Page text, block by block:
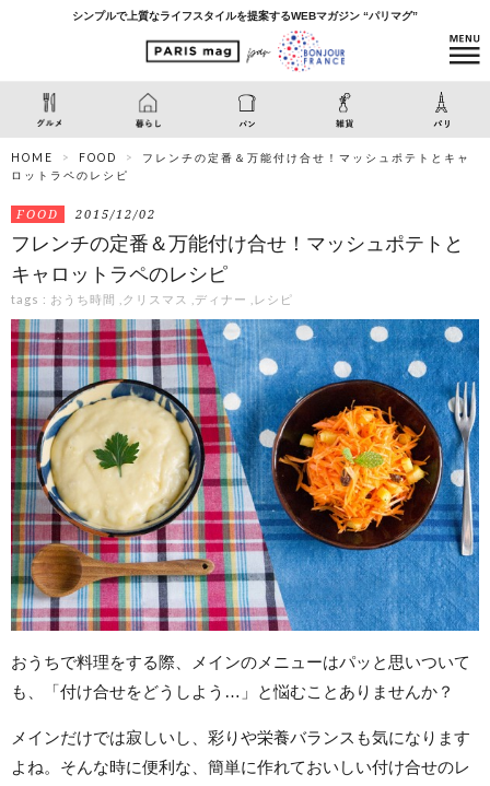
シンプルで上質なライフスタイルを提案するWEBマガジン “パリマグ”
HOME FOOD
フレンチの定番＆万能付け合せ！マッシュポテトとキャ
ロットラペのレシピ
FOOD 2015/12/02
フレンチの定番＆万能付け合せ！マッシュポテトと
キャロットラペのレシピ
tags : おうち時間 クリスマス ディナー レシピ
おうちで料理をする際、メインのメニューはパッと思いついて
も、「付け合せをどうしよう…」と悩むことありませんか？
メインだけでは寂しいし、彩りや栄養バランスも気になります
よね。そんな時に便利な、簡単に作れておいしい付け合せのレ